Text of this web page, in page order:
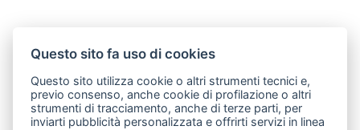
Questo sito fa uso di cookies
Questo sito utilizza cookie o altri strumenti tecnici e,
previo consenso, anche cookie di profilazione o altri
strumenti di tracciamento, anche di terze parti, per
inviarti pubblicità personalizzata e offrirti servizi in linea